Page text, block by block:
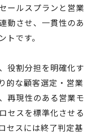
ールスプランと営業
動させ、一貫性のあ
です。
役割分担を明確化す
的な顧客選定・営業
再現性のある営業モ
セスを標準化させる
セスには終了判定基